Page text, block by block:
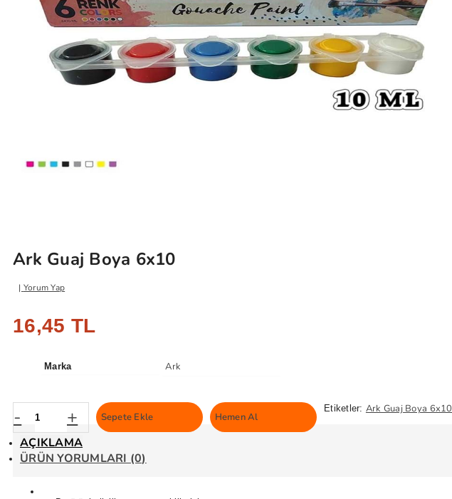
Ark Guaj Boya 6x10
Yorum Yap
16,45 TL
Marka Ark
- + Sepete Ekle Hemen Al
Etiketler: Ark Guaj Boya 6x10
AÇIKLAMA
ÜRÜN YORUMLARI (0)